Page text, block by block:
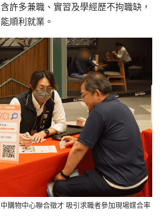
許多兼職、實習及學經歷不拘職缺，
順利就業。
中購物中心聯合徵才 吸引求職者參加現場媒合率